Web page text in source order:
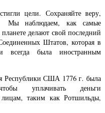
цели. Сохраняйте веру,
Мы наблюдаем, как самые
делают свой последний
Штатов, которая в
всегда была иностранным
Республики США 1776 г. была
уплачивать деньги
таким как Ротшильды,